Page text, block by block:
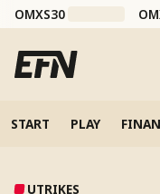
OMXS30
START PLAY
UTRIKES